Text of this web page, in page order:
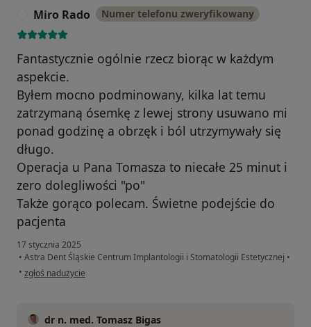
Miro Rado Numer telefonu zweryfikowany
Fantastycznie ogólnie rzecz biorąc w każdym
aspekcie.
Byłem mocno podminowany, kilka lat temu
zatrzymaną ósemkę z lewej strony usuwano mi
ponad godzinę a obrzęk i ból utrzymywały się
długo.
Operacja u Pana Tomasza to niecałe 25 minut i
zero dolegliwości "po"
Także gorąco polecam. Świetne podejście do
pacjenta
17 stycznia 2025
• Astra Dent Śląskie Centrum Implantologii i Stomatologii Estetycznej •
• w opinii użytkownika Miro Rado
zgłoś nadużycie
dr n. med. Tomasz Bigas